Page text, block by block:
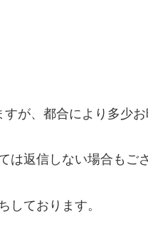
が、都合により多少
は返信しない場合もご
しております。